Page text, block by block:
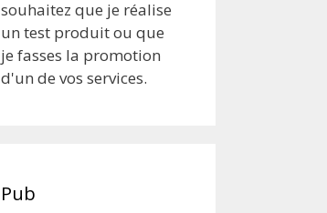
souhaitez que je réalise
un test produit ou que
je fasses la promotion
d'un de vos services.
Pub